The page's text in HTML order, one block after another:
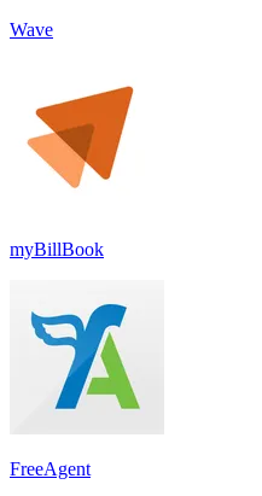
Wave
myBillBook
FreeAgent